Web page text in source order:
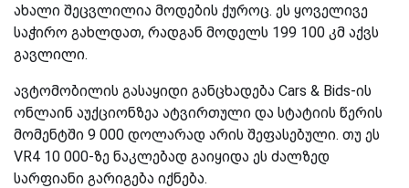
ახალი შეცვლილია მოდების ქუროც. ეს ყოველივე
საჭირო გახლდათ, რადგან მოდელს 199 100 კმ აქვს
გავლილი.
ავტომობილის გასაყიდი განცხადება Cars & Bids-ის
ონლაინ აუქციონზეა ატვირთული და სტატიის წერის
მომენტში 9 000 დოლარად არის შეფასებული. თუ ეს
VR4 10 000-ზე ნაკლებად გაიყიდა ეს ძალზედ
სარფიანი გარიგება იქნება.